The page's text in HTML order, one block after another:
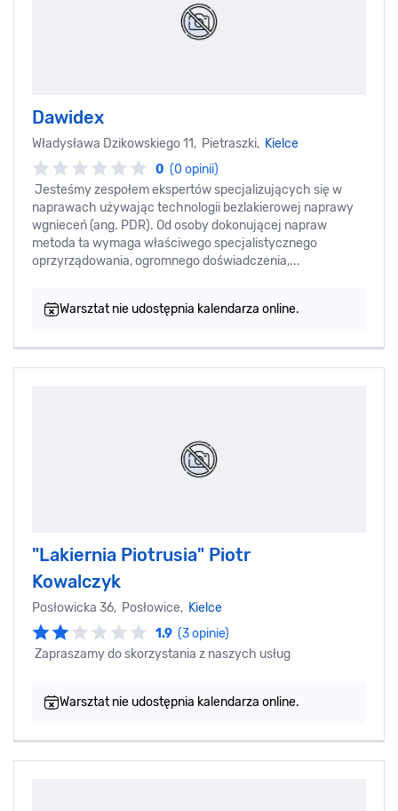
Dawidex
Władysława Dzikowskiego 11, Pietraszki, Kielce
0 (0 opinii)
Jesteśmy zespołem ekspertów specjalizujących się w
naprawach używając technologii bezlakierowej naprawy
wgnieceń (ang. PDR). Od osoby dokonującej napraw
metoda ta wymaga właściwego specjalistycznego
oprzyrządowania, ogromnego doświadczenia,...
Warsztat nie udostępnia kalendarza online.
"Lakiernia Piotrusia" Piotr
Kowalczyk
Posłowicka 36, Posłowice, Kielce
1.9 (3 opinie)
Zapraszamy do skorzystania z naszych usług
Warsztat nie udostępnia kalendarza online.